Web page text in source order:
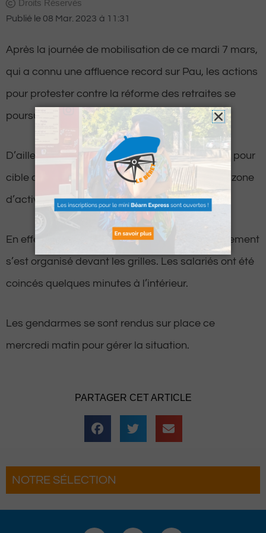
Droits Réservés
Publié le 08 Mar. 2023 à 11:31
Après la journée de mobilisation de ce mardi 7 mars,
qui a connu une affluence record sur Pau, les actions
pour protester contre la réforme des retraites se
poursuivent dans l’agglomération.
D’ailleurs, la CGT Energies Béarn-Bigorre a pris pour
cible ce mercredi la plateforme Amazon, sur la zone
d’activité de Berlanne, à Morlaàs.
En effet, le courant a été coupé et un rassemblement
s’est organisé devant les grilles. Les salariés ont été
coincés quelques minutes à l’intérieur.
Les gendarmes se sont rendus sur place ce
mercredi matin pour gérer la situation.
PARTAGER CET ARTICLE
NOTRE SÉLECTION
Fête du Roi fait son grand retour
troisième édition